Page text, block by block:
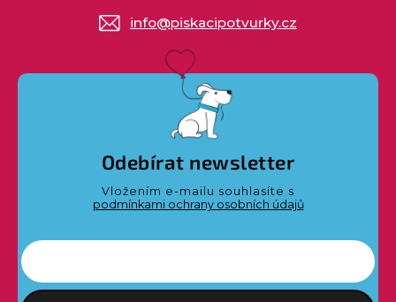
info@piskacipotvurky.cz
Odebírat newsletter
Vložením e-mailu souhlasíte s
podmínkami ochrany osobních údajů